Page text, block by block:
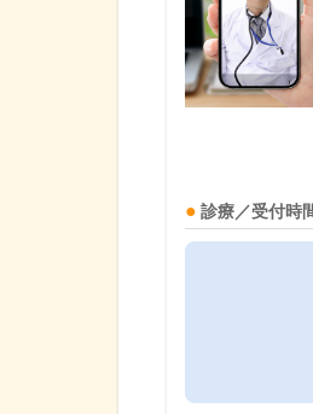
診療／受付時